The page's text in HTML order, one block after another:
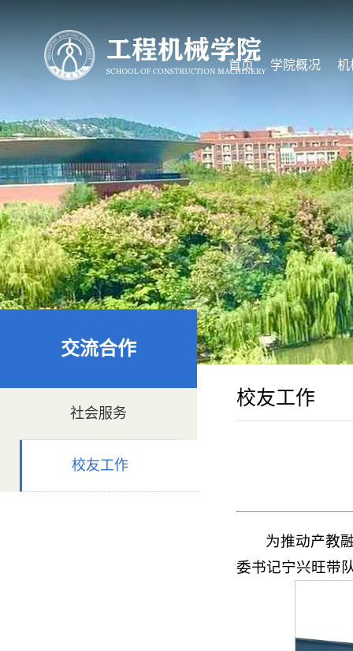
首页 学院概况 机
交流合作
社会服务
校友工作
校友工作
为推动产教
委书记宁兴旺带